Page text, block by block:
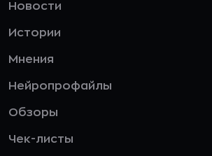
Новости
Истории
Мнения
Нейропрофайлы
Обзоры
Чек-листы